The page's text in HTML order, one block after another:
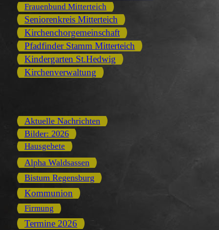
Frauenbund Mitterteich
Seniorenkreis Mitterteich
Kirchenchorgemeinschaft
Pfadfinder Stamm Mitterteich
Kindergarten St.Hedwig
Kirchenverwaltung
Aktuelle Nachrichten
Bilder: 2026
Hausgebete
Alpha Waldsassen
Bistum Regensburg
Kommunion
Firmung
Termine 2026